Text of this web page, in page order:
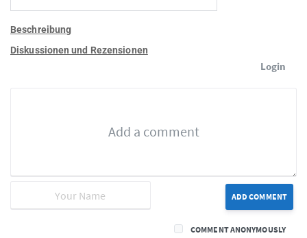
Beschreibung
Diskussionen und Rezensionen
Login
ADD COMMENT
COMMENT ANONYMOUSLY